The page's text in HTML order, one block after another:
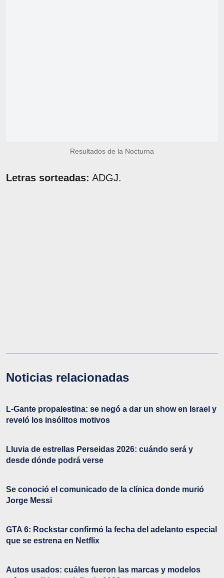
Resultados de la Nocturna
Letras sorteadas: ADGJ.
Noticias relacionadas
L-Gante propalestina: se negó a dar un show en Israel y
reveló los insólitos motivos
Lluvia de estrellas Perseidas 2026: cuándo será y
desde dónde podrá verse
Se conoció el comunicado de la clínica donde murió
Jorge Messi
GTA 6: Rockstar confirmó la fecha del adelanto especial
que se estrena en Netflix
Autos usados: cuáles fueron las marcas y modelos